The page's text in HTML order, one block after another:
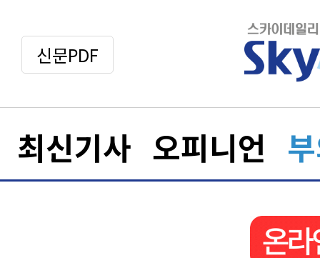
신문PDF
최신기사 오피니언